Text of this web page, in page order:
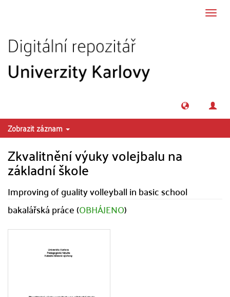
Zobrazit záznam
Zkvalitnění výuky volejbalu na
základní škole
Improving of guality volleyball in basic school
bakalářská práce (OBHÁJENO)